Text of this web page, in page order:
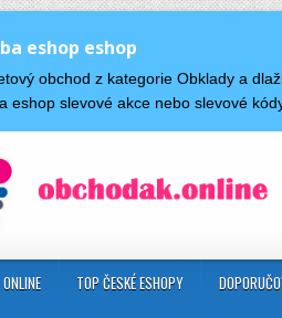
eshop eshop
obchod z kategorie Obklady a
eshop slevové akce nebo slevové
TOP ČESKÉ ESHOPY